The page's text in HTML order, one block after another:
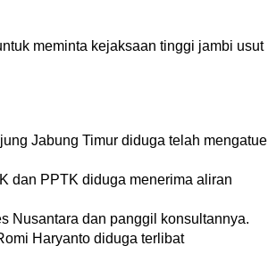
meminta kejaksaan tinggi jambi usut
Jabung Timur diduga telah mengatue
dan PPTK diduga menerima aliran
Nusantara dan panggil konsultannya.
Haryanto diduga terlibat